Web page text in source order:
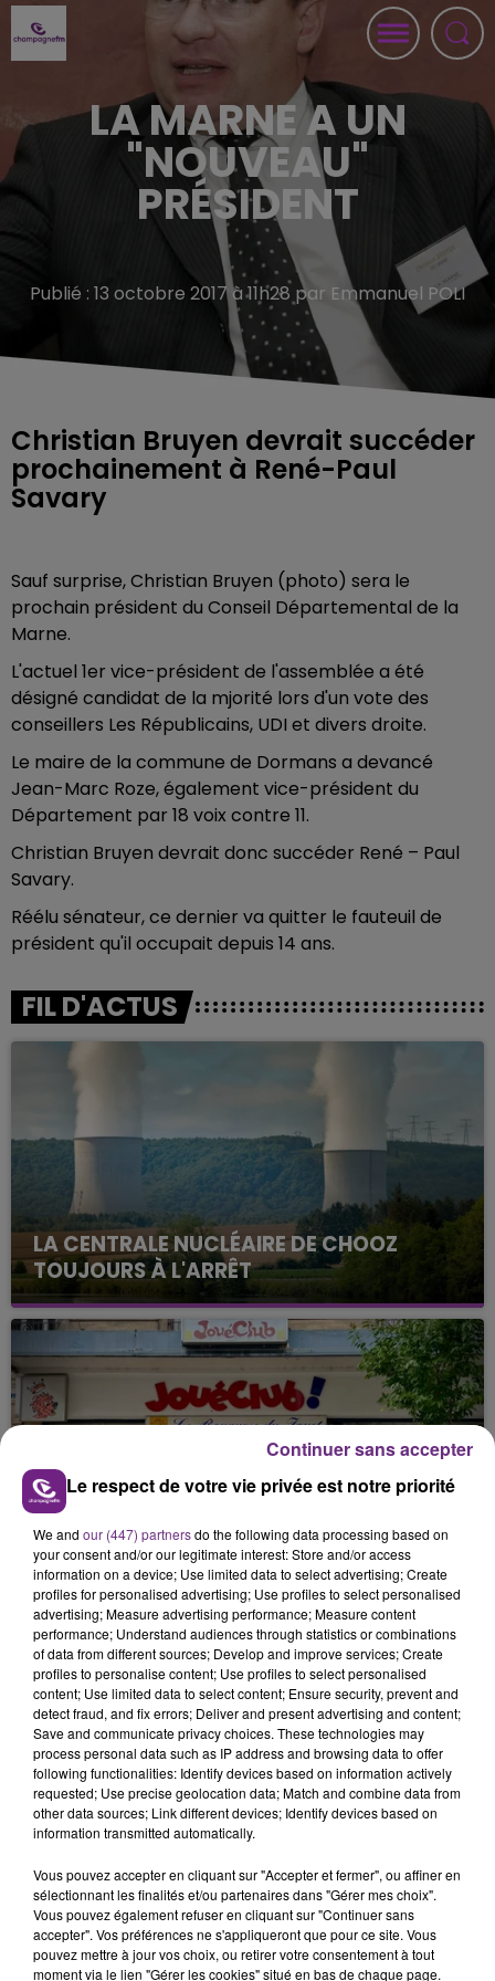
LA MARNE A UN
"NOUVEAU"
PRÉSIDENT
Publié : 13 octobre 2017 à 11h28 par Emmanuel POLI
Christian Bruyen devrait succéder
prochainement à René-Paul
Savary
Sauf surprise, Christian Bruyen (photo) sera le
prochain président du Conseil Départemental de la
Marne.
L'actuel 1er vice-président de l'assemblée a été
désigné candidat de la mjorité lors d'un vote des
conseillers Les Républicains, UDI et divers droite.
Le maire de la commune de Dormans a devancé
Jean-Marc Roze, également vice-président du
Département par 18 voix contre 11.
Christian Bruyen devrait donc succéder René – Paul
Savary.
Réélu sénateur, ce dernier va quitter le fauteuil de
président qu'il occupait depuis 14 ans.
FIL D'ACTUS
LA CENTRALE NUCLÉAIRE DE CHOOZ
TOUJOURS À L'ARRÊT
Cela fait déjà une semaine que la centrale
nucléaire ardennaise est à l'arrêt. Une situation
justifiée par la sécheresse intense qui est toujours
présente.
LE MAGASIN JOUÉCLUB DE REIMS FERME
SES PORTES
C'était l'une des institutions du centre-ville
rémois. Le magasin JouéClub est contraint de
fermer ses portes.
TITRES DIFFUSÉS
7h55
7h55
INDOCHINE
Les Nouveaux Soleils
7h52
7h52
SIENNA SPIRO
Die On This Hill
Le respect de votre vie privée est notre priorité
We and our (447) partnersdo the following data processing based on
your consent and/or our legitimate interest: Store and/or access
information on a device; Use limited data to select advertising; Create
profiles for personalised advertising; Use profiles to select personalised
advertising; Measure advertising performance; Measure content
performance; Understand audiences through statistics or combinations
of data from different sources; Develop and improve services; Create
profiles to personalise content; Use profiles to select personalised
content; Use limited data to select content; Ensure security, prevent and
detect fraud, and fix errors; Deliver and present advertising and content;
Save and communicate privacy choices. These technologies may
process personal data such as IP address and browsing data to offer
following functionalities: Identify devices based on information actively
requested; Use precise geolocation data; Match and combine data from
other data sources; Link different devices; Identify devices based on
information transmitted automatically.
Vous pouvez accepter en cliquant sur "Accepter et fermer", ou affiner en
sélectionnant les finalités et/ou partenaires dans "Gérer mes choix".
Vous pouvez également refuser en cliquant sur "Continuer sans
accepter". Vos préférences ne s'appliqueront que pour ce site. Vous
pouvez mettre à jour vos choix, ou retirer votre consentement à tout
moment via le lien "Gérer les cookies" situé en bas de chaque page.
Continuer sans accepter